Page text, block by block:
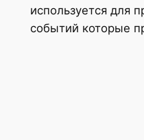
используется для
событий которые